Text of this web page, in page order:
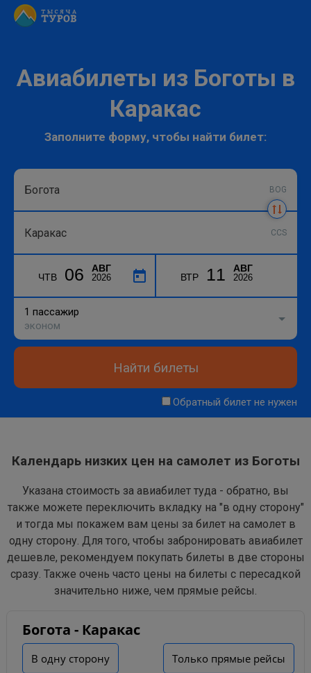
Авиабилеты из Боготы в
Каракас
Заполните форму, чтобы найти билет:
BOG
CCS
ЧТВ 06 АВГ
2026 ВТР 11 АВГ
2026
1 пассажир
эконом
Найти билеты
Обратный билет не нужен
Календарь низких цен на самолет из Боготы
Указана стоимость за авиабилет туда - обратно, вы
также можете переключить вкладку на "в одну сторону"
и тогда мы покажем вам цены за билет на самолет в
одну сторону. Для того, чтобы забронировать авиабилет
дешевле, рекомендуем покупать билеты в две стороны
сразу. Также очень часто цены на билеты с пересадкой
значительно ниже, чем прямые рейсы.
Богота - Каракас
В одну сторону
Только прямые рейсы